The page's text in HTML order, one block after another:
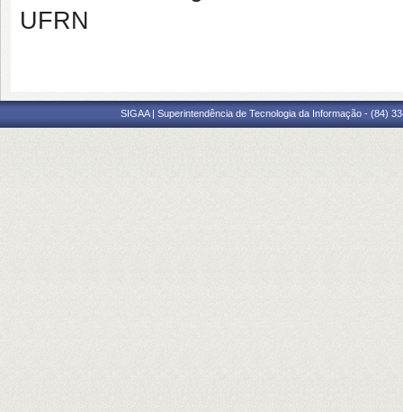
UFRN
SIGAA | Superintendência de Tecnologia da Informação - (84)